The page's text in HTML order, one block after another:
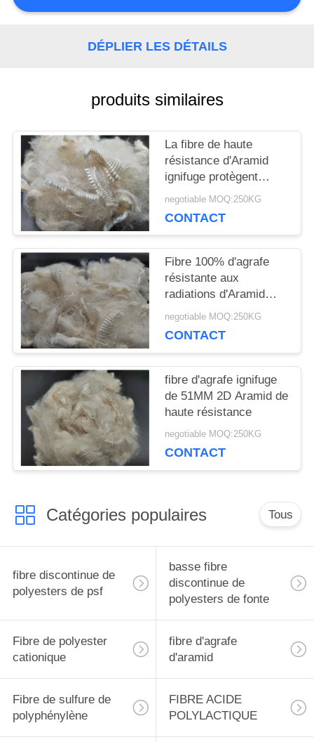
CONTACTEZ-
NOUVELLES
CAS
PLAN
DU
SITE
PRIVACY
POLICY
DÉPLIER LES DÉTAILS
produits similaires
La fibre de haute
résistance d'Aramid
ignifuge protègent
l'habillement
negotiable MOQ:250KG
CONTACT
Fibre 100% d'agrafe
résistante aux
radiations d'Aramid
51MM 2D
negotiable MOQ:250KG
CONTACT
fibre d'agrafe ignifuge
de 51MM 2D Aramid de
haute résistance
negotiable MOQ:250KG
CONTACT
Catégories populaires Tous
fibre discontinue de
polyesters de psf
basse fibre
discontinue de
polyesters de fonte
Fibre de polyester
cationique
fibre d'agrafe
d'aramid
Fibre de sulfure de
polyphénylène
FIBRE ACIDE
POLYLACTIQUE